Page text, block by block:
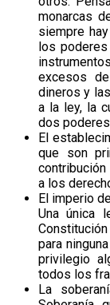
monarcas
siempre
los
excesos
dineros y
a la ley, la
dos
El
que son
a los
El imperio
Una única
para
privilegio
todos los
La